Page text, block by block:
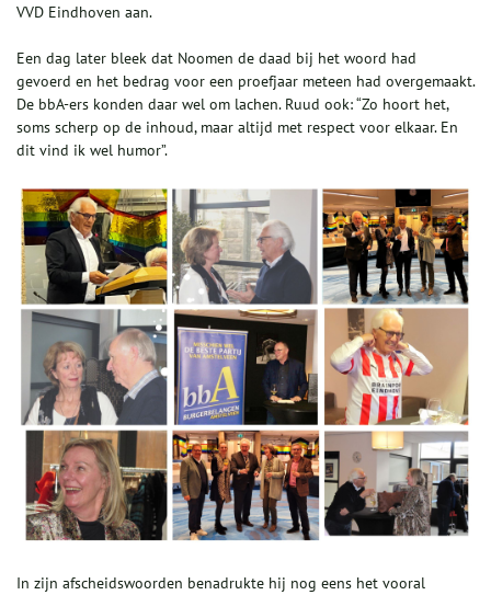
VVD Eindhoven aan.
Een dag later bleek dat Noomen de daad bij het woord had
gevoerd en het bedrag voor een proefjaar meteen had overgemaakt.
De bbA-ers konden daar wel om lachen. Ruud ook: “Zo hoort het,
soms scherp op de inhoud, maar altijd met respect voor elkaar. En
dit vind ik wel humor”.
In zijn afscheidswoorden benadrukte hij nog eens het vooral